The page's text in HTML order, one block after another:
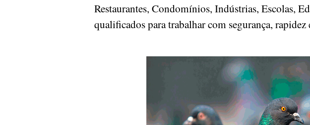
Restaurantes, Condomínios, Indústrias, Escolas,
qualificados para trabalhar com segurança,